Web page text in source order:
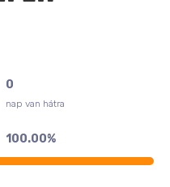
0
nap van hátra
100.00%